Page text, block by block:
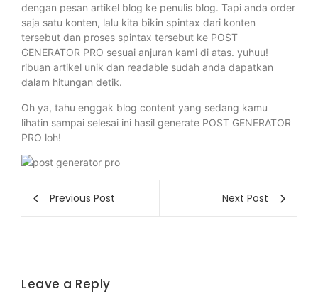
dengan pesan artikel blog ke penulis blog. Tapi anda order
saja satu konten, lalu kita bikin spintax dari konten
tersebut dan proses spintax tersebut ke POST
GENERATOR PRO sesuai anjuran kami di atas. yuhuu!
ribuan artikel unik dan readable sudah anda dapatkan
dalam hitungan detik.
Oh ya, tahu enggak blog content yang sedang kamu
lihatin sampai selesai ini hasil generate POST GENERATOR
PRO loh!
Previous Post Next Post
Leave a Reply